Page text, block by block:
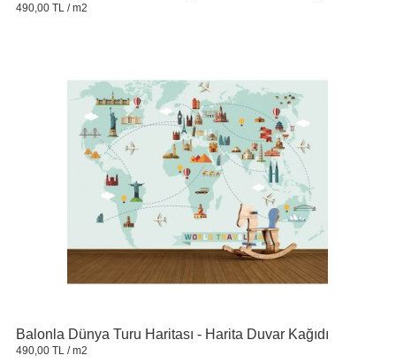
490,00 TL / m2
Balonla Dünya Turu Haritası - Harita Duvar Kağıdı
490,00 TL / m2